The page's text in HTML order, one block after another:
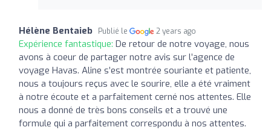
Hélène Bentaieb Publié le 2 years ago
Expérience fantastique: De retour de notre voyage, nous
avons à coeur de partager notre avis sur l’agence de
voyage Havas. Aline s’est montrée souriante et patiente,
nous a toujours reçus avec le sourire, elle a été vraiment
à notre écoute et a parfaitement cerné nos attentes. Elle
nous a donné de très bons conseils et a trouvé une
formule qui a parfaitement correspondu à nos attentes.